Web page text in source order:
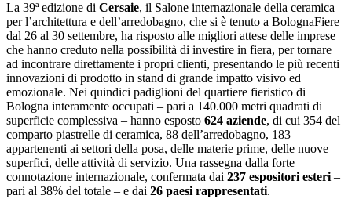
La 39ª edizione di Cersaie, il Salone internazionale della ceramica
per l’architettura e dell’arredobagno, che si è tenuto a BolognaFiere
dal 26 al 30 settembre, ha risposto alle migliori attese delle imprese
che hanno creduto nella possibilità di investire in fiera, per tornare
ad incontrare direttamente i propri clienti, presentando le più recenti
innovazioni di prodotto in stand di grande impatto visivo ed
emozionale. Nei quindici padiglioni del quartiere fieristico di
Bologna interamente occupati – pari a 140.000 metri quadrati di
superficie complessiva – hanno esposto 624 aziende, di cui 354 del
comparto piastrelle di ceramica, 88 dell’arredobagno, 183
appartenenti ai settori della posa, delle materie prime, delle nuove
superfici, delle attività di servizio. Una rassegna dalla forte
connotazione internazionale, confermata dai 237 espositori esteri –
pari al 38% del totale – e dai 26 paesi rappresentati.